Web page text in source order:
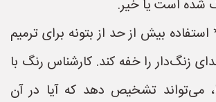
شده است یا خیر.
بیش از حد از بتونه برای ترمیم
زنگ‌دار را خفه کند. کارشناس رنگ با
می‌تواند تشخیص دهد که آیا در آن